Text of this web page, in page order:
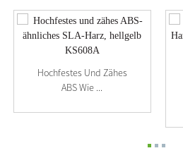
Hochfestes Und Zähes
ABS Wie ...